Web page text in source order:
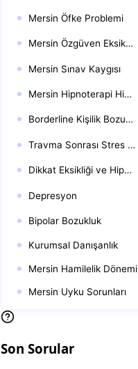
Mersin Öfke Problemi
Mersin Özgüven Eksikliği Terapisi
Mersin Sınav Kaygısı
Mersin Hipnoterapi Hipnoz
Borderline Kişilik Bozukluğu
Travma Sonrası Stres Bozukluğu (TSSB)
Dikkat Eksikliği ve Hiperaktivite Bozukluğu (DEHB)
Depresyon
Bipolar Bozukluk
Kurumsal Danışanlık
Mersin Hamilelik Dönemi
Mersin Uyku Sorunları
Son Sorular